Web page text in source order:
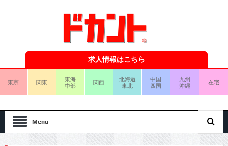
求人情報はこちら
東京 関東
東海
中部
関西
北海道
東北
中国
四国
九州
沖縄
在宅
Menu